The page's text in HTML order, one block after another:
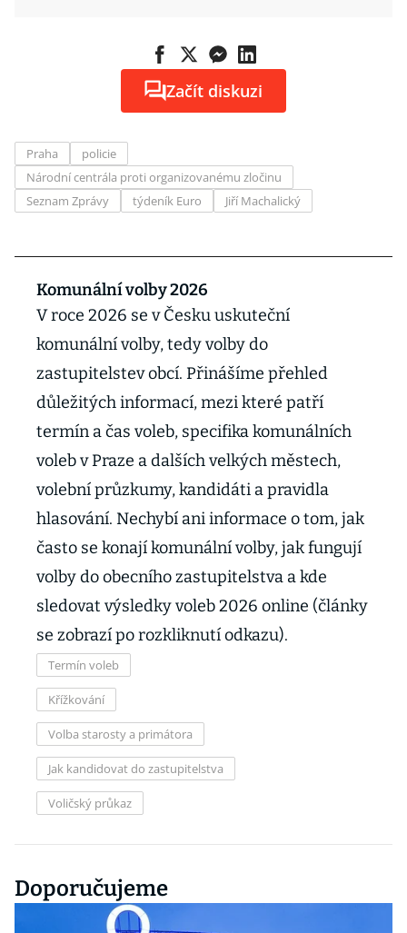
Začít diskuzi
Praha
policie
Národní centrála proti organizovanému zločinu
Seznam Zprávy
týdeník Euro Jiří Machalický
Komunální volby 2026
V roce 2026 se v Česku uskuteční
komunální volby, tedy volby do
zastupitelstev obcí. Přinášíme přehled
důležitých informací, mezi které patří
termín a čas voleb, specifika komunálních
voleb v Praze a dalších velkých městech,
volební průzkumy, kandidáti a pravidla
hlasování. Nechybí ani informace o tom, jak
často se konají komunální volby, jak fungují
volby do obecního zastupitelstva a kde
sledovat výsledky voleb 2026 online (články
se zobrazí po rozkliknutí odkazu).
Termín voleb
Křížkování
Volba starosty a primátora
Jak kandidovat do zastupitelstva
Voličský průkaz
Doporučujeme